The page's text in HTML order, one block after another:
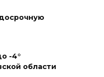
-4°
области